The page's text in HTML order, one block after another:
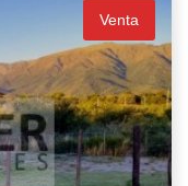
Venta